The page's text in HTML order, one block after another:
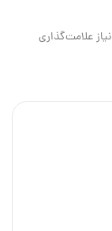
علامت‌گذاری